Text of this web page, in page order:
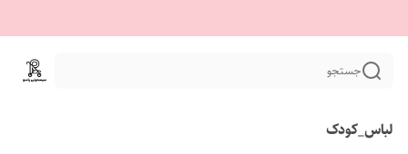
جستجو
لباس_کودک